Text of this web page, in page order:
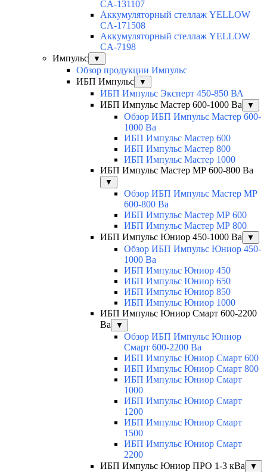
CA-131107
Аккумуляторный стеллаж YELLOW
CA-171508
Аккумуляторный стеллаж YELLOW
CA-7198
Импульс
▼
Обзор продукции Импульс
ИБП Импульс
▼
ИБП Импульс Эксперт 450-850 ВА
ИБП Импульс Мастер 600-1000 Ва
▼
Обзор ИБП Импульс Мастер 600-
1000 Ва
ИБП Импульс Мастер 600
ИБП Импульс Мастер 800
ИБП Импульс Мастер 1000
ИБП Импульс Мастер МР 600-800 Ва
▼
Обзор ИБП Импульс Мастер МР
600-800 Ва
ИБП Импульс Мастер МР 600
ИБП Импульс Мастер МР 800
ИБП Импульс Юниор 450-1000 Ва
▼
Обзор ИБП Импульс Юниор 450-
1000 Ва
ИБП Импульс Юниор 450
ИБП Импульс Юниор 650
ИБП Импульс Юниор 850
ИБП Импульс Юниор 1000
ИБП Импульс Юниор Смарт 600-2200
Ва
▼
Обзор ИБП Импульс Юниор
Смарт 600-2200 Ва
ИБП Импульс Юниор Смарт 600
ИБП Импульс Юниор Смарт 800
ИБП Импульс Юниор Смарт
1000
ИБП Импульс Юниор Смарт
1200
ИБП Импульс Юниор Смарт
1500
ИБП Импульс Юниор Смарт
2200
ИБП Импульс Юниор ПРО 1-3 кВа
▼